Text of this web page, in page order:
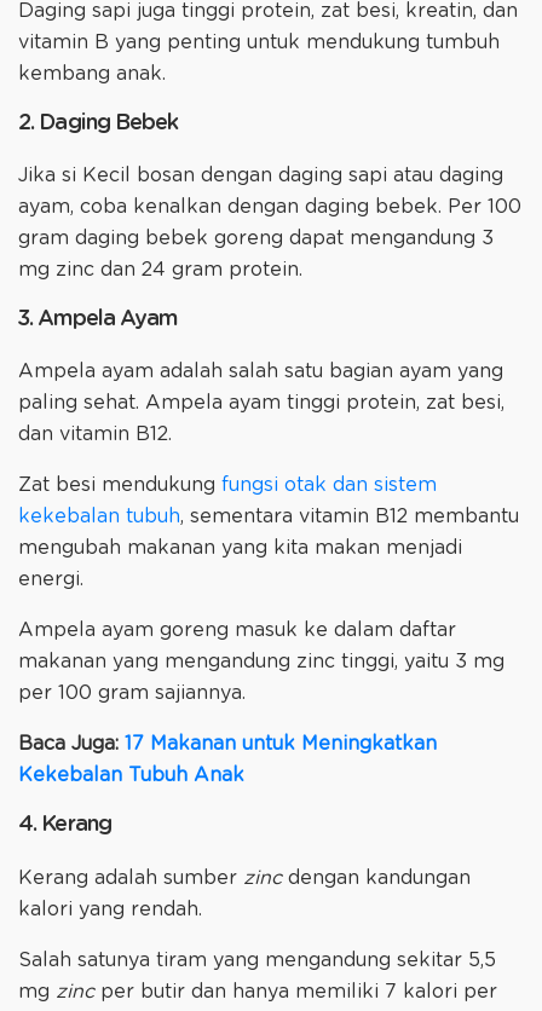
Daging sapi juga tinggi protein, zat besi, kreatin, dan
vitamin B yang penting untuk mendukung tumbuh
kembang anak.
2. Daging Bebek
Jika si Kecil bosan dengan daging sapi atau daging
ayam, coba kenalkan dengan daging bebek. Per 100
gram daging bebek goreng dapat mengandung 3
mg zinc dan 24 gram protein.
3. Ampela Ayam
Ampela ayam adalah salah satu bagian ayam yang
paling sehat. Ampela ayam tinggi protein, zat besi,
dan vitamin B12.
Zat besi mendukung fungsi otak dan sistem
kekebalan tubuh, sementara vitamin B12 membantu
mengubah makanan yang kita makan menjadi
energi.
Ampela ayam goreng masuk ke dalam daftar
makanan yang mengandung zinc tinggi, yaitu 3 mg
per 100 gram sajiannya.
Baca Juga: 17 Makanan untuk Meningkatkan
Kekebalan Tubuh Anak
4. Kerang
Kerang adalah sumber zinc dengan kandungan
kalori yang rendah.
Salah satunya tiram yang mengandung sekitar 5,5
mg zinc per butir dan hanya memiliki 7 kalori per